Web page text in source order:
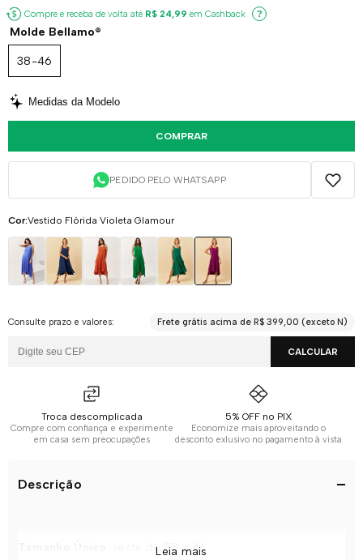
Compre e receba de volta até R$ 24,99 em Cashback ?
Molde Bellamo®
38-46
Medidas da Modelo
COMPRAR
PEDIDO PELO WHATSAPP
Cor:Vestido Flórida Violeta Glamour
Consulte prazo e valores: Frete grátis acima de R$ 399,00 (exceto N)
CALCULAR
Troca descomplicada
Compre com confiança e experimente
em casa sem preocupações
5% OFF no PIX
Economize mais aproveitando o
desconto exlusivo no pagamento à vista
Descrição
: veste do 38 a 46
Leia mais